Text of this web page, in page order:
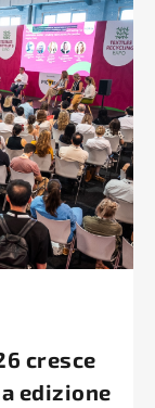
cresce
edizione